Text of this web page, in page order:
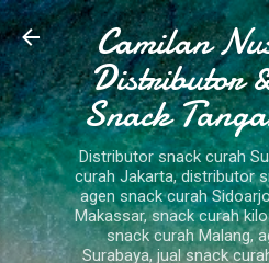
Langsung ke
Camilan
Distributor
Snack
Distributor snack curah
curah Jakarta, distributor
agen snack curah
Makassar, snack curah
snack curah Malang,
Surabaya, jual snack